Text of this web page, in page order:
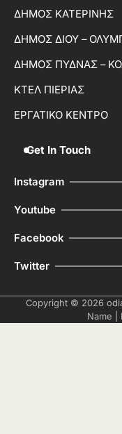
ΔΗΜΟΣ ΚΑΤΕΡΙΝΗΣ
ΔΗΜΟΣ ΔΙΟΥ –
ΔΗΜΟΣ ΠΥΔΝΑΣ –
ΚΤΕΛ ΠΙΕΡΙΑΣ
ΕΡΓΑΤΙΚΟ ΚΕΝΤΡΟ
Get In Touch
Instagram
Youtube
Facebook
Twitter
Copyright © 2026
Name |